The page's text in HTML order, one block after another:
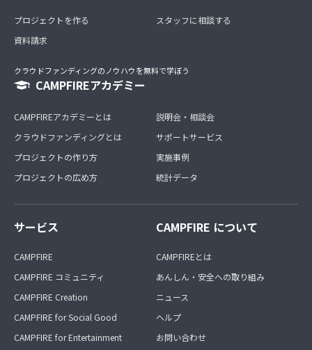
プロジェクトを作る
資料請求
スタッフに相談する
クラウドファンディングのノウハウを無料で学ぼう
CAMPFIREアカデミー
CAMPFIREアカデミーとは
クラウドファンディングとは
プロジェクトの作り方
プロジェクトの広め方
説明会・相談会
サポートサービス
実施事例
統計データ
サービス
CAMPFIRE
CAMPFIRE コミュニティ
CAMPFIRE Creation
CAMPFIRE for Social Good
CAMPFIRE for Entertainment
CAMPFIRE について
CAMPFIREとは
あんしん・安全への取り組み
ニュース
ヘルプ
お問い合わせ